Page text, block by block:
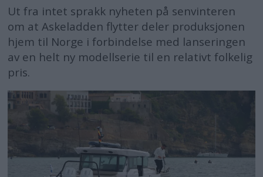
Ut fra intet sprakk nyheten på senvinteren
om at Askeladden flytter deler produksjonen
hjem til Norge i forbindelse med lanseringen
av en helt ny modellserie til en relativt folkelig
pris.